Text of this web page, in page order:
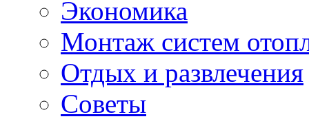
Экономика
Монтаж систем
Отдых и развлечения
Советы